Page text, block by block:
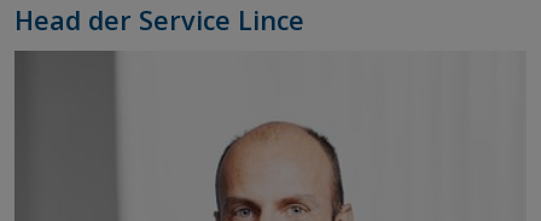
Head der Service Lince